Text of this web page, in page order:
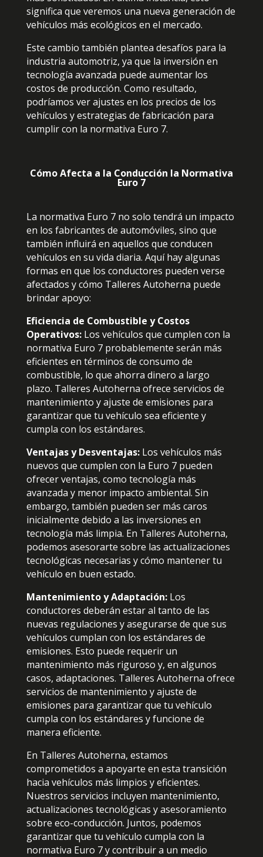
significa que veremos una nueva generación de
vehículos más ecológicos en el mercado.
Este cambio también plantea desafíos para la
industria automotriz, ya que la inversión en
tecnología avanzada puede aumentar los
costos de producción. Como resultado,
podríamos ver ajustes en los precios de los
vehículos y estrategias de fabricación para
cumplir con la normativa Euro 7.
Cómo Afecta a la Conducción la Normativa
Euro 7
La normativa Euro 7 no solo tendrá un impacto
en los fabricantes de automóviles, sino que
también influirá en aquellos que conducen
vehículos en su vida diaria. Aquí hay algunas
formas en que los conductores pueden verse
afectados y cómo Talleres Autoherna puede
brindar apoyo:
Eficiencia de Combustible y Costos
Operativos:Los vehículos que cumplen con la
normativa Euro 7 probablemente serán más
eficientes en términos de consumo de
combustible, lo que ahorra dinero a largo
plazo. Talleres Autoherna ofrece servicios de
mantenimiento y ajuste de emisiones para
garantizar que tu vehículo sea eficiente y
cumpla con los estándares.
Ventajas y Desventajas:Los vehículos más
nuevos que cumplen con la Euro 7 pueden
ofrecer ventajas, como tecnología más
avanzada y menor impacto ambiental. Sin
embargo, también pueden ser más caros
inicialmente debido a las inversiones en
tecnología más limpia. En Talleres Autoherna,
podemos asesorarte sobre las actualizaciones
tecnológicas necesarias y cómo mantener tu
vehículo en buen estado.
Mantenimiento y Adaptación:Los
conductores deberán estar al tanto de las
nuevas regulaciones y asegurarse de que sus
vehículos cumplan con los estándares de
emisiones. Esto puede requerir un
mantenimiento más riguroso y, en algunos
casos, adaptaciones. Talleres Autoherna ofrece
servicios de mantenimiento y ajuste de
emisiones para garantizar que tu vehículo
cumpla con los estándares y funcione de
manera eficiente.
En Talleres Autoherna, estamos
comprometidos a apoyarte en esta transición
hacia vehículos más limpios y eficientes.
Nuestros servicios incluyen mantenimiento,
actualizaciones tecnológicas y asesoramiento
sobre eco-conducción. Juntos, podemos
garantizar que tu vehículo cumpla con la
normativa Euro 7 y contribuir a un medio